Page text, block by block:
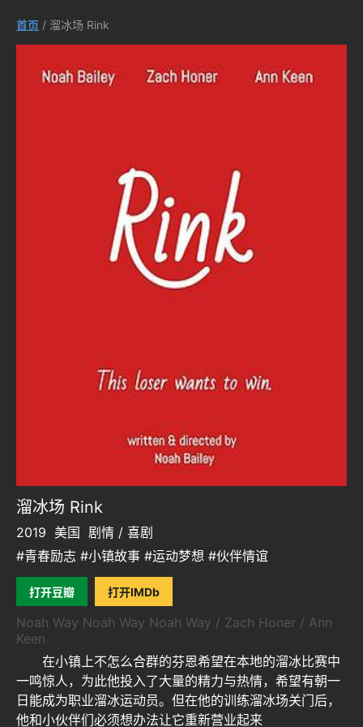
首页 / 溜冰场 Rink
溜冰场 Rink
2019 美国 剧情 / 喜剧
#青春励志 #小镇故事 #运动梦想 #伙伴情谊
打开豆瓣 打开IMDb
Noah Way Noah Way Noah Way / Zach Honer / Ann
Keen
在小镇上不怎么合群的芬恩希望在本地的溜冰比赛中
一鸣惊人，为此他投入了大量的精力与热情，希望有朝一
日能成为职业溜冰运动员。但在他的训练溜冰场关门后，
他和小伙伴们必须想办法让它重新营业起来